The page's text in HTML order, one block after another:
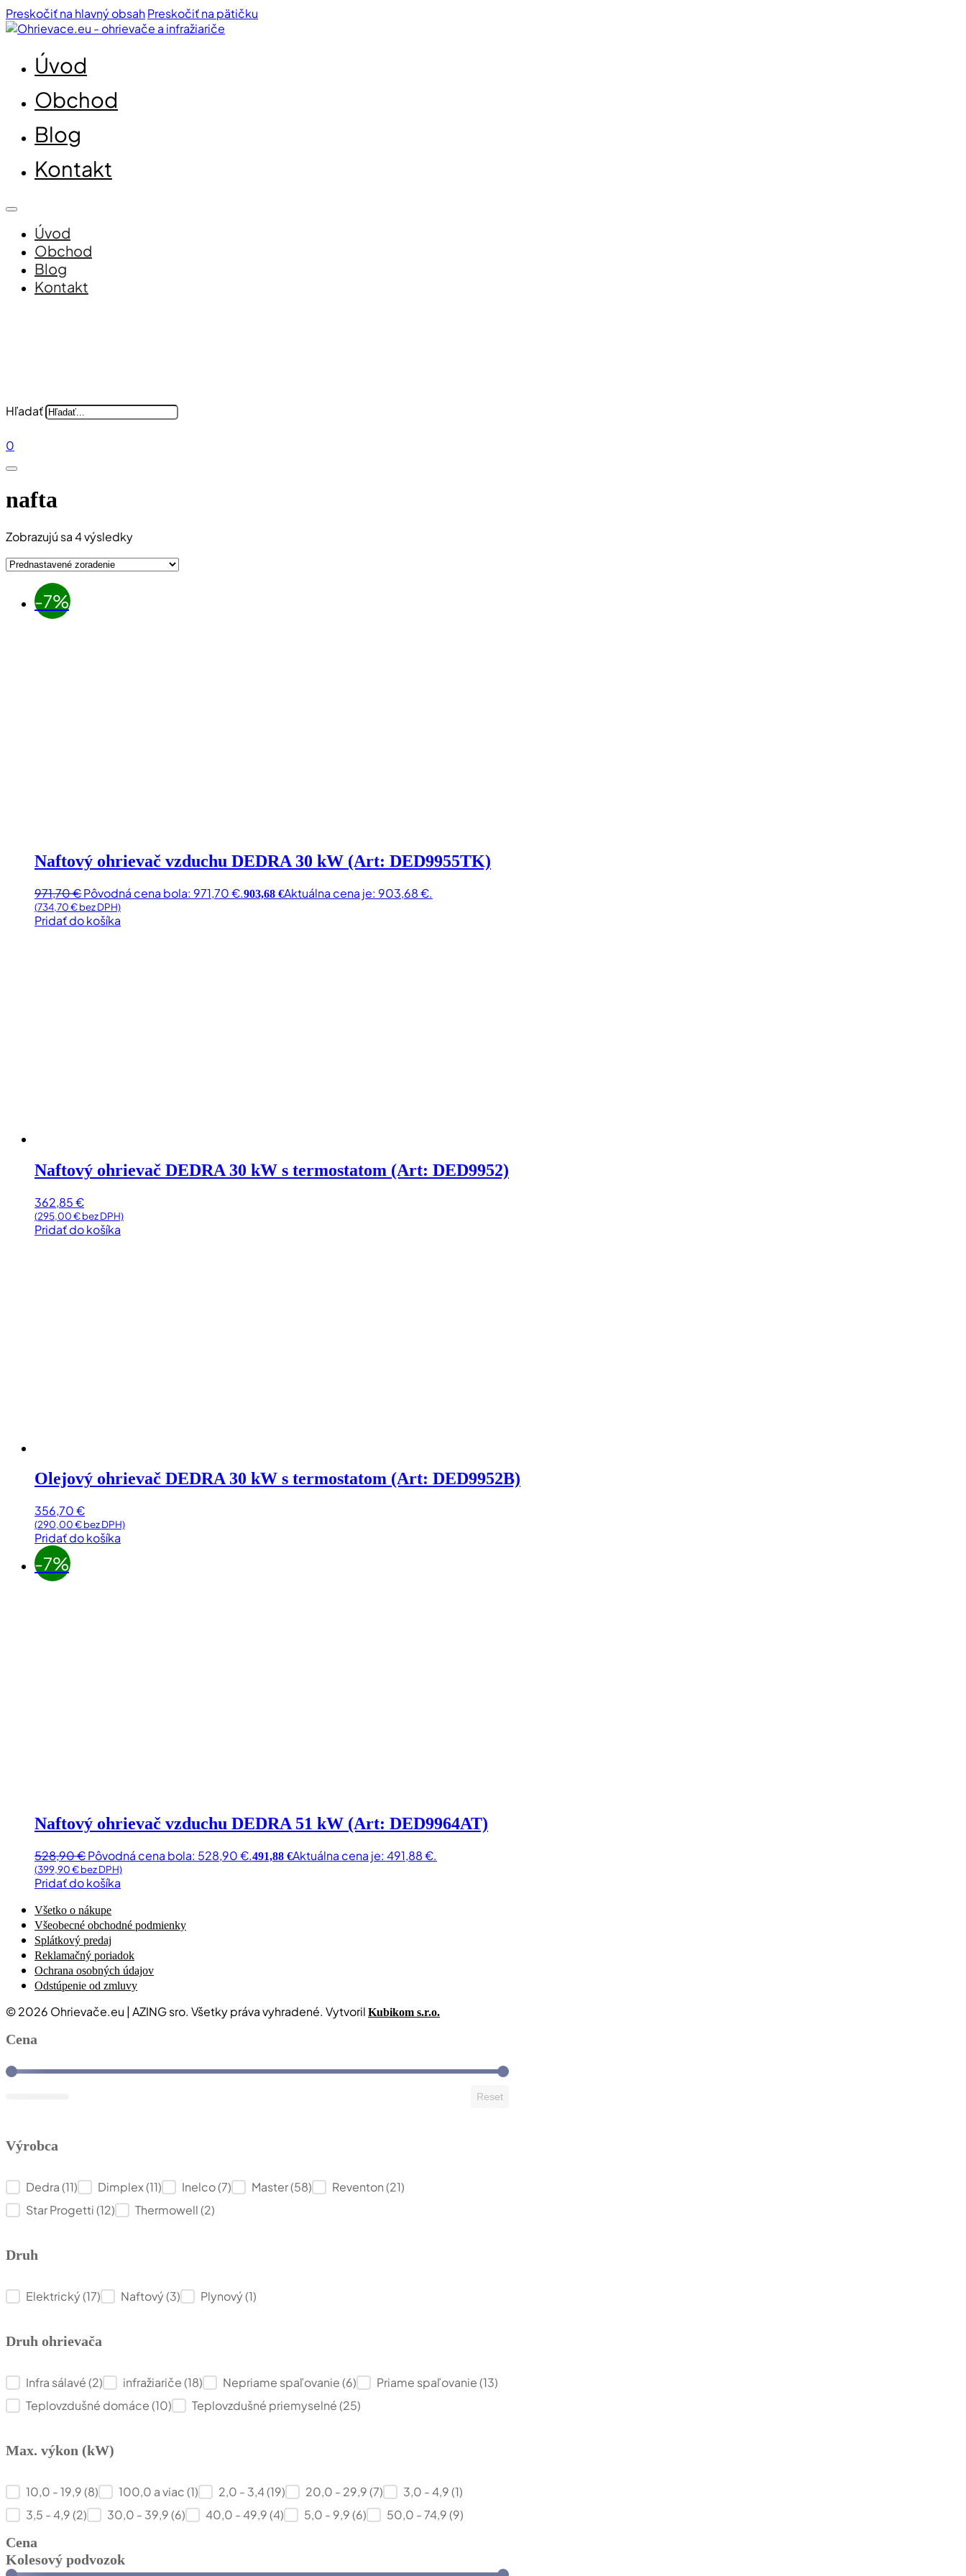
Preskočiť na hlavný obsahPreskočiť na pätičku
Úvod
Obchod
Blog
Kontakt
Úvod
Obchod
Blog
Kontakt
Hľadať
0
nafta
Zobrazujú sa 4 výsledky
-7%
Naftový ohrievač vzduchu DEDRA 30 kW (Art: DED9955TK)
971,70€Pôvodná cena bola: 971,70 €.903,68 €Aktuálna cena je: 903,68 €.
(734,70€bez DPH)
Pridať do košíka
Naftový ohrievač DEDRA 30 kW s termostatom (Art: DED9952)
362,85€
(295,00€bez DPH)
Pridať do košíka
Olejový ohrievač DEDRA 30 kW s termostatom (Art: DED9952B)
356,70€
(290,00€bez DPH)
Pridať do košíka
-7%
Naftový ohrievač vzduchu DEDRA 51 kW (Art: DED9964AT)
528,90€Pôvodná cena bola: 528,90 €.491,88 €Aktuálna cena je: 491,88 €.
(399,90€bez DPH)
Pridať do košíka
Všetko o nákupe
Všeobecné obchodné podmienky
Splátkový predaj
Reklamačný poriadok
Ochrana osobných údajov
Odstúpenie od zmluvy
© 2026 Ohrievače.eu | AZING sro. Všetky práva vyhradené. Vytvoril Kubikom s.r.o.
Cena
Cena
Reset
Výrobca
Výrobca
Dedra(11) Dimplex(11) Inelco(7) Master(58) Reventon(21)
Star Progetti(12) Thermowell(2)
Druh
DruhElektrický(17) Naftový(3) Plynový(1)
Druh ohrievača
Druh ohrievača
Infra sálavé(2) infražiariče(18) Nepriame spaľovanie(6) Priame spaľovanie(13)
Teplovzdušné domáce(10) Teplovzdušné priemyselné(25)
Max. výkon (kW)
Max. výkon (kW)
10,0 - 19,9(8) 100,0 a viac(1) 2,0 - 3,4(19) 20,0 - 29,9(7) 3,0 - 4,9(1)
3,5 - 4,9(2) 30,0 - 39,9(6) 40,0 - 49,9(4) 5,0 - 9,9(6) 50,0 - 74,9(9)
Kolesový podvozok
Cena